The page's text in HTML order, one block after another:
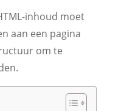
inhoud moet
aan een pagina
om te